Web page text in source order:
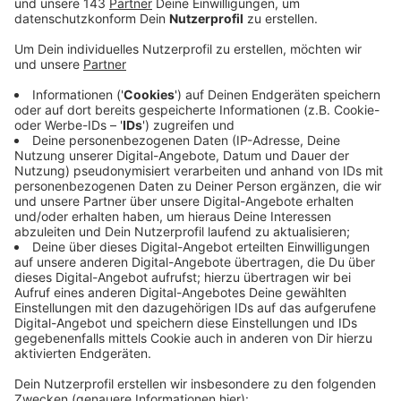
5.000 Euro erhalten.Das Projekt muss
ortsgebunden sein und schriftlich vorgestellt
werden - mit Begründung der beantragten
Fördersumme. Bewerben können sich
Einzelpersonen, Vereine und Organisationen.
Einsendeschluss ist der 30. November. Eine Jury
entscheidet noch in diesem Jahr über die Vergabe.
Die Gewinnerinnen und Gewinner werden
persönlich benachrichtigt.Die Wirtschaftliche
Interessengemeinschaft Sprockhövel WIS hatte
sich Anfang des Jahres aufgelöst.
Mailadresse für die Projektanträge:
mail@wissprockhoevel.de
Veröffentlicht: Montag, 25.09.2023 06:07